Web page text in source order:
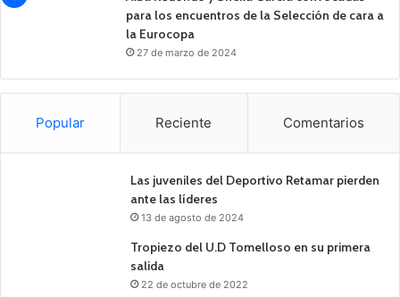
para los encuentros de la Selección de cara a
la Eurocopa
27 de marzo de 2024
Popular Reciente Comentarios
Las juveniles del Deportivo Retamar pierden
ante las líderes
13 de agosto de 2024
Tropiezo del U.D Tomelloso en su primera
salida
22 de octubre de 2022